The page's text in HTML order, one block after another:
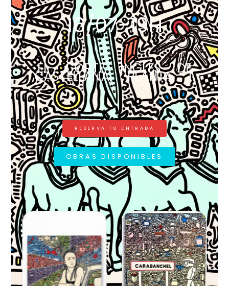
16/07-19H
EL CORTE INGLÉS DE
CASTELLANA, PLANTA 1.
RESERVA TU ENTRADA
OBRAS DISPONIBLES